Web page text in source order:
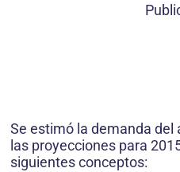
Se estimó la demanda del
las proyecciones para
siguientes conceptos: